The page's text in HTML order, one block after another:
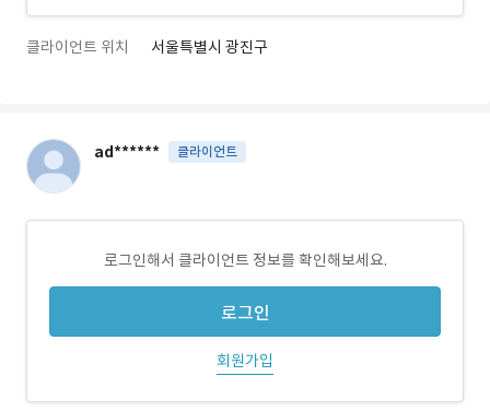
클라이언트 위치 서울특별시 광진구
ad****** 클라이언트
로그인해서 클라이언트 정보를 확인해보세요.
로그인
회원가입